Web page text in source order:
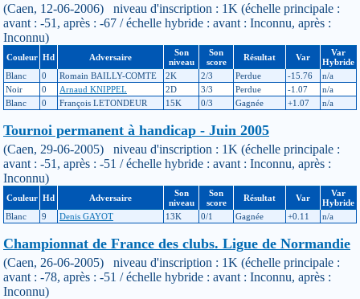
(Caen, 12-06-2006) niveau d'inscription : 1K (échelle principale :
avant : -51, après : -67 / échelle hybride : avant : Inconnu, après :
Inconnu)
Couleur Hd Adversaire
Son
niveau
Son
score
Résultat Var
Var
Hybride
Blanc
0 Romain BAILLY-COMTE 2K 2/3 Perdue -15.76
n/a
Noir
0 Arnaud KNIPPEL 2D 3/3 Perdue -1.07
n/a
Blanc
0 François LETONDEUR 15K 0/3 Gagnée +1.07 n/a
Tournoi permanent à handicap - Juin 2005
(Caen, 29-06-2005) niveau d'inscription : 1K (échelle principale :
avant : -51, après : -51 / échelle hybride : avant : Inconnu, après :
Inconnu)
Couleur Hd Adversaire
Son
niveau
Son
score
Résultat Var
Var
Hybride
Blanc
9 Denis GAYOT 13K 0/1 Gagnée +0.11 n/a
Championnat de France des clubs. Ligue de Normandie
(Caen, 26-06-2005) niveau d'inscription : 1K (échelle principale :
avant : -78, après : -51 / échelle hybride : avant : Inconnu, après :
Inconnu)